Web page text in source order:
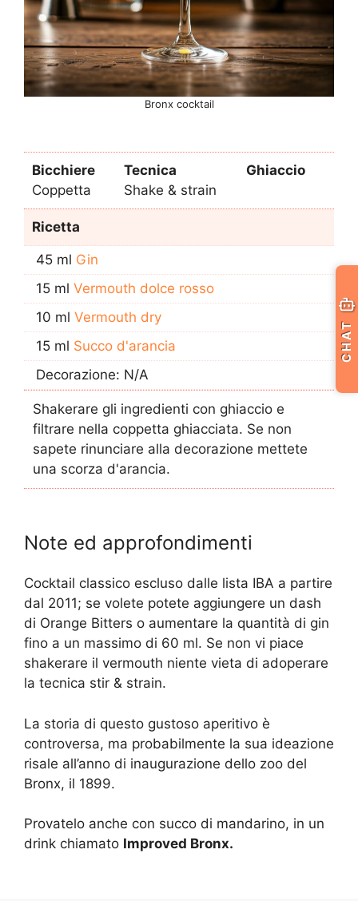
Bronx cocktail
Bicchiere
Coppetta
Tecnica
Shake & strain
Ghiaccio
Ricetta
45 ml Gin
15 ml Vermouth dolce rosso
10 ml Vermouth dry
15 ml Succo d'arancia
Decorazione: N/A
Shakerare gli ingredienti con ghiaccio e
filtrare nella coppetta ghiacciata. Se non
sapete rinunciare alla decorazione mettete
una scorza d'arancia.
Note ed approfondimenti
Cocktail classico escluso dalle lista IBA a partire
dal 2011; se volete potete aggiungere un dash
di Orange Bitters o aumentare la quantità di gin
fino a un massimo di 60 ml. Se non vi piace
shakerare il vermouth niente vieta di adoperare
la tecnica stir & strain.
La storia di questo gustoso aperitivo è
controversa, ma probabilmente la sua ideazione
risale all’anno di inaugurazione dello zoo del
Bronx, il 1899.
Provatelo anche con succo di mandarino, in un
drink chiamato Improved Bronx.
CHAT